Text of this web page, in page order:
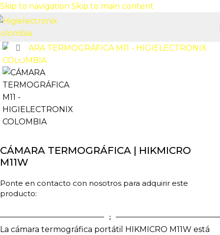
Skip to navigation Skip to main content
Click to enlarge
CÁMARA TERMOGRÁFICA | HIKMICRO
M11W
Ponte en contacto con nosotros para adquirir este
producto:
La cámara termográfica portátil HIKMICRO M11W está